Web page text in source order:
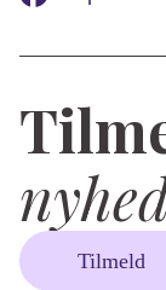
Tilmeld